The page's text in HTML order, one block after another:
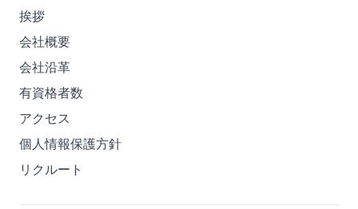
挨拶
会社概要
会社沿革
有資格者数
アクセス
個人情報保護方針
リクルート